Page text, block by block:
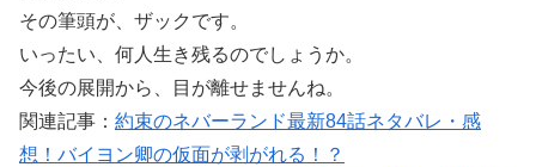
その筆頭が、ザックです。
いったい、何人生き残るのでしょうか。
今後の展開から、目が離せませんね。
関連記事： 約束のネバーランド最新84話ネタバレ・感
想！バイヨン卿の仮面が剥がれる！？